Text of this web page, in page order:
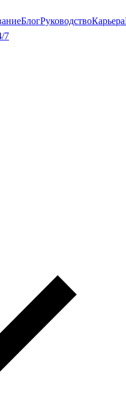
БлогРуководствоКарьера
7